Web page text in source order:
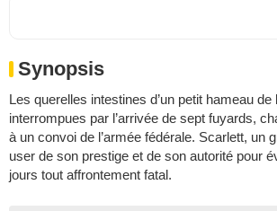
Synopsis
Les querelles intestines d’un petit hameau de
interrompues par l’arrivée de sept fuyards,
à un convoi de l’armée fédérale. Scarlett, un
user de son prestige et de son autorité pour
jours tout affrontement fatal.